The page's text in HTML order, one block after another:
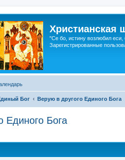
Христианская
"Се бо, истину возлюбил
Зарегистрированные
Бог Верую в другого Единого Бога
Единого Бога